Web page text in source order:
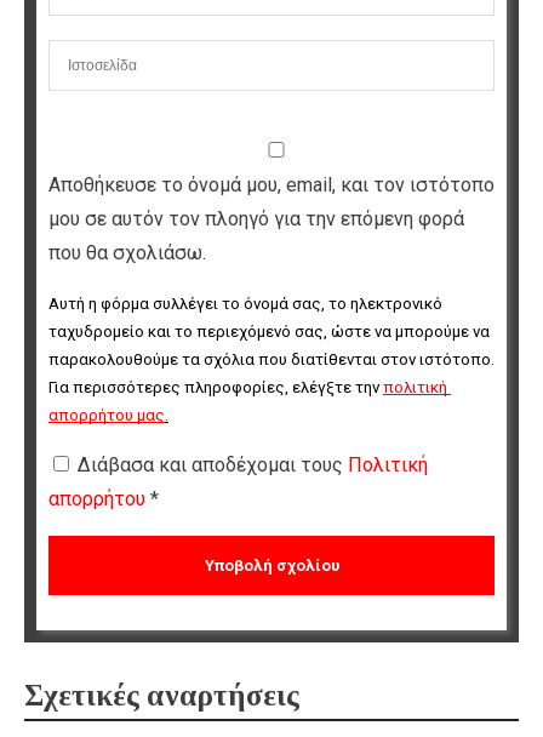
Αποθήκευσε το όνομά μου, email, και τον ιστότοπο
μου σε αυτόν τον πλοηγό για την επόμενη φορά
που θα σχολιάσω.
Αυτή η φόρμα συλλέγει το όνομά σας, το ηλεκτρονικό
ταχυδρομείο και το περιεχόμενό σας, ώστε να μπορούμε να
παρακολουθούμε τα σχόλια που διατίθενται στον ιστότοπο.
Για περισσότερες πληροφορίες, ελέγξτε την πολιτική
απορρήτου μας.
Διάβασα και αποδέχομαι τους Πολιτική
απορρήτου *
Σχετικές αναρτήσεις